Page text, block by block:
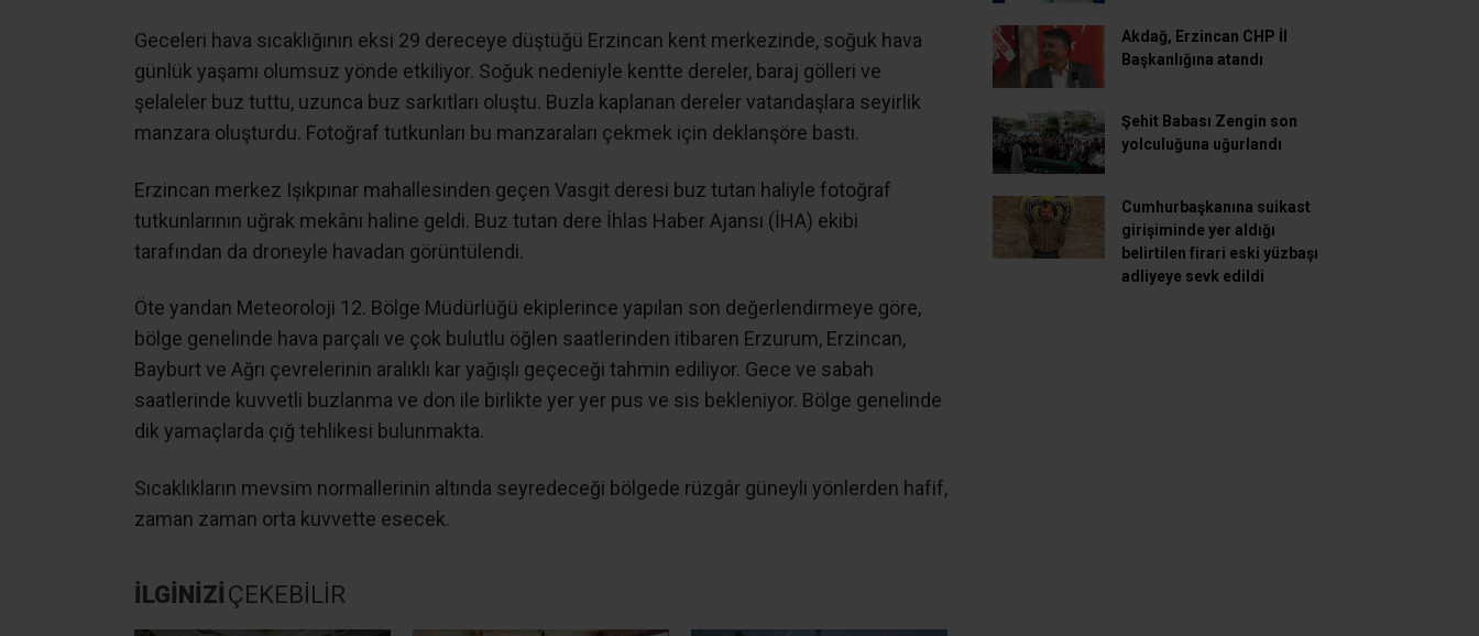
Geceleri hava sıcaklığının eksi 29 dereceye düştüğü Erzincan kent merkezinde, soğuk hava
günlük yaşamı olumsuz yönde etkiliyor. Soğuk nedeniyle kentte dereler, baraj gölleri ve
şelaleler buz tuttu, uzunca buz sarkıtları oluştu. Buzla kaplanan dereler vatandaşlara seyirlik
manzara oluşturdu. Fotoğraf tutkunları bu manzaraları çekmek için deklanşöre bastı.
Erzincan merkez Işıkpınar mahallesinden geçen Vasgit deresi buz tutan haliyle fotoğraf
tutkunlarının uğrak mekânı haline geldi. Buz tutan dere İhlas Haber Ajansı (İHA) ekibi
tarafından da droneyle havadan görüntülendi.
Öte yandan Meteoroloji 12. Bölge Müdürlüğü ekiplerince yapılan son değerlendirmeye göre,
bölge genelinde hava parçalı ve çok bulutlu öğlen saatlerinden itibaren Erzurum, Erzincan,
Bayburt ve Ağrı çevrelerinin aralıklı kar yağışlı geçeceği tahmin ediliyor. Gece ve sabah
saatlerinde kuvvetli buzlanma ve don ile birlikte yer yer pus ve sis bekleniyor. Bölge genelinde
dik yamaçlarda çığ tehlikesi bulunmakta.
Sıcaklıkların mevsim normallerinin altında seyredeceği bölgede rüzgâr güneyli yönlerden hafif,
zaman zaman orta kuvvette esecek.
İLGİNİZİ ÇEKEBİLİR
Akdağ, Erzincan CHP İl
Başkanlığına atandı
Şehit Babası Zengin son
yolculuğuna uğurlandı
Cumhurbaşkanına suikast
girişiminde yer aldığı
belirtilen firari eski yüzbaşı
adliyeye sevk edildi